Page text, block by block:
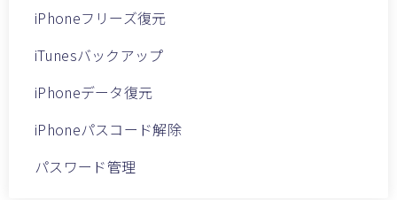
iPhoneフリーズ復元
iTunesバックアップ
iPhoneデータ復元
iPhoneパスコード解除
パスワード管理